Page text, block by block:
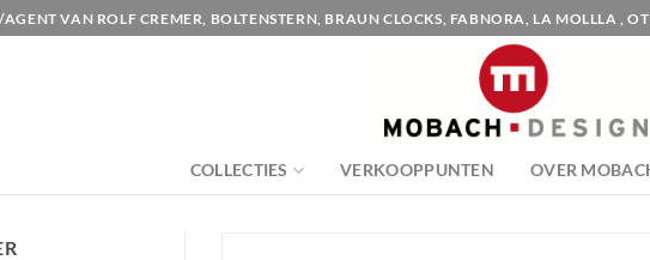
VAN ROLF CREMER, BOLTENSTERN, BRAUN CLOCKS, FABNORA, LA MOLLLA ,
COLLECTIES VERKOOPPUNTEN OVER